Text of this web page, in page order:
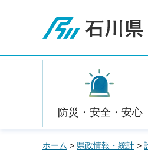
石川県
防災・安全・安心
ホーム > 県政情報・統計 >